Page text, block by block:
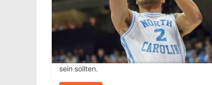
sein sollten.